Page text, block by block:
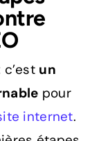
un
pour
internet.